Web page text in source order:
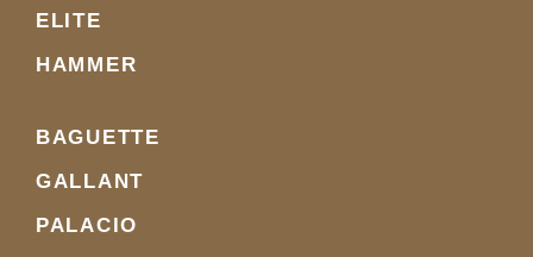
ELITE
HAMMER
BAGUETTE
GALLANT
PALACIO